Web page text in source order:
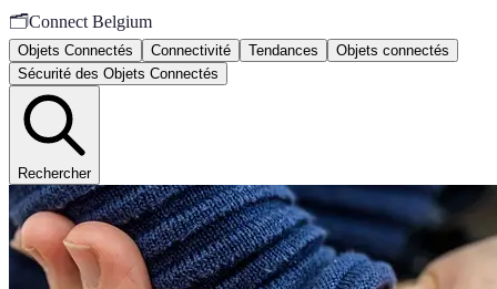
🗂️Connect Belgium
Objets Connectés Connectivité Tendances
Objets connectés
Sécurité des Objets Connectés
Rechercher